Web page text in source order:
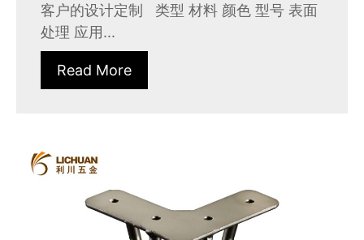
客户的设计定制 类型 材料 颜色 型号 表面
处理 应用...
Read More